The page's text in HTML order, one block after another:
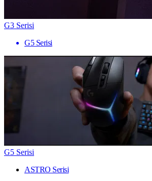
G3 Serisi
G5 Serisi
G5 Serisi
ASTRO Serisi